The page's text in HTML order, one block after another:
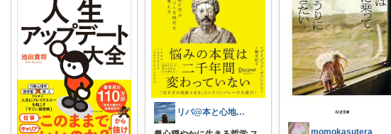
リバ@本と心地よい毎日